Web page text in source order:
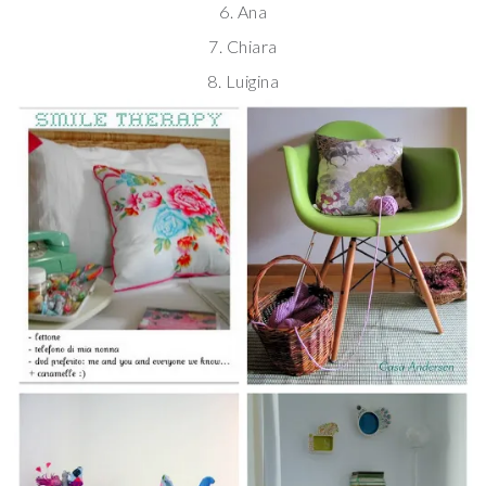
6. Ana
7. Chiara
8. Luigina